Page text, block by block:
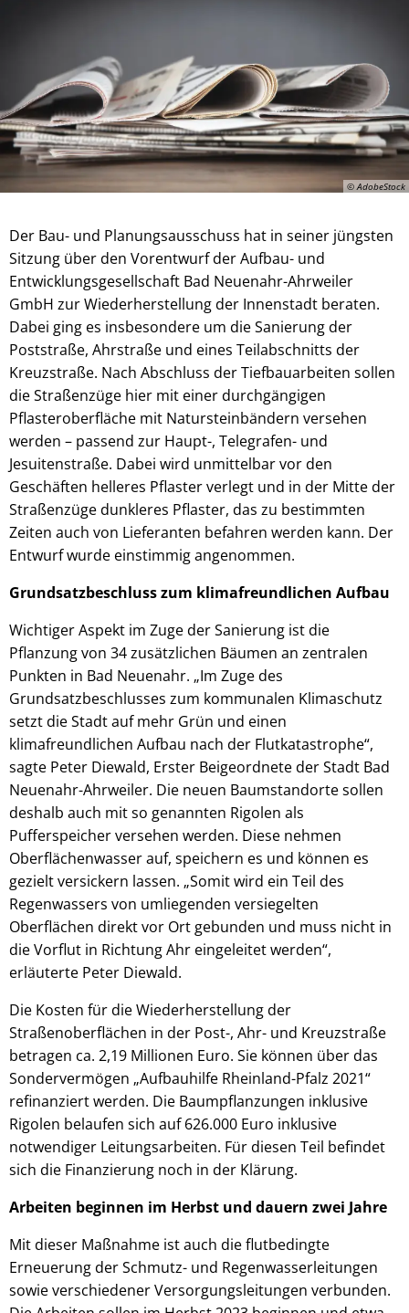
© AdobeStock
Der Bau- und Planungsausschuss hat in seiner jüngsten
Sitzung über den Vorentwurf der Aufbau- und
Entwicklungsgesellschaft Bad Neuenahr-Ahrweiler
GmbH zur Wiederherstellung der Innenstadt beraten.
Dabei ging es insbesondere um die Sanierung der
Poststraße, Ahrstraße und eines Teilabschnitts der
Kreuzstraße. Nach Abschluss der Tiefbauarbeiten sollen
die Straßenzüge hier mit einer durchgängigen
Pflasteroberfläche mit Natursteinbändern versehen
werden – passend zur Haupt-, Telegrafen- und
Jesuitenstraße. Dabei wird unmittelbar vor den
Geschäften helleres Pflaster verlegt und in der Mitte der
Straßenzüge dunkleres Pflaster, das zu bestimmten
Zeiten auch von Lieferanten befahren werden kann. Der
Entwurf wurde einstimmig angenommen.
Grundsatzbeschluss zum klimafreundlichen Aufbau
Wichtiger Aspekt im Zuge der Sanierung ist die
Pflanzung von 34 zusätzlichen Bäumen an zentralen
Punkten in Bad Neuenahr. „Im Zuge des
Grundsatzbeschlusses zum kommunalen Klimaschutz
setzt die Stadt auf mehr Grün und einen
klimafreundlichen Aufbau nach der Flutkatastrophe“,
sagte Peter Diewald, Erster Beigeordnete der Stadt Bad
Neuenahr-Ahrweiler. Die neuen Baumstandorte sollen
deshalb auch mit so genannten Rigolen als
Pufferspeicher versehen werden. Diese nehmen
Oberflächenwasser auf, speichern es und können es
gezielt versickern lassen. „Somit wird ein Teil des
Regenwassers von umliegenden versiegelten
Oberflächen direkt vor Ort gebunden und muss nicht in
die Vorflut in Richtung Ahr eingeleitet werden“,
erläuterte Peter Diewald.
Die Kosten für die Wiederherstellung der
Straßenoberflächen in der Post-, Ahr- und Kreuzstraße
betragen ca. 2,19 Millionen Euro. Sie können über das
Sondervermögen „Aufbauhilfe Rheinland-Pfalz 2021“
refinanziert werden. Die Baumpflanzungen inklusive
Rigolen belaufen sich auf 626.000 Euro inklusive
notwendiger Leitungsarbeiten. Für diesen Teil befindet
sich die Finanzierung noch in der Klärung.
Arbeiten beginnen im Herbst und dauern zwei Jahre
Mit dieser Maßnahme ist auch die flutbedingte
Erneuerung der Schmutz- und Regenwasserleitungen
sowie verschiedener Versorgungsleitungen verbunden.